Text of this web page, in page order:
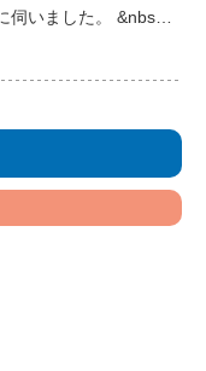
伺いました。 &nbs…